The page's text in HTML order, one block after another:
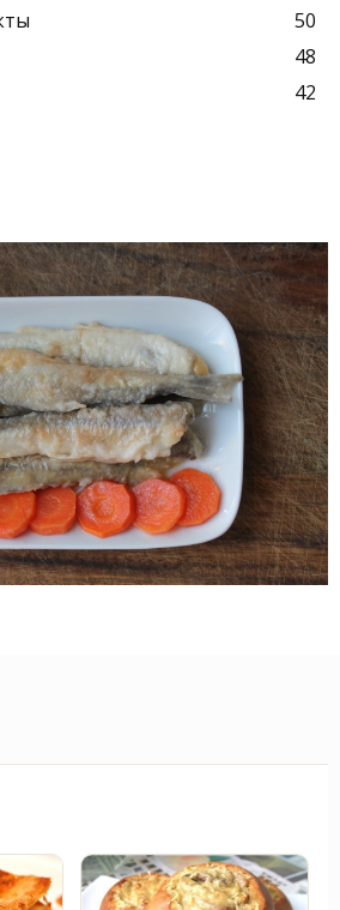
50
48
42